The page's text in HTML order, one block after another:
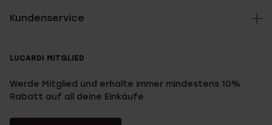
Kundenservice
LUCARDI MITGLIED
Werde Mitglied und erhalte immer mindestens 10%
Rabatt auf all deine Einkäufe